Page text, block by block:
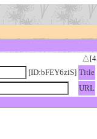
[ID:bFEY6ziS] Title
URL